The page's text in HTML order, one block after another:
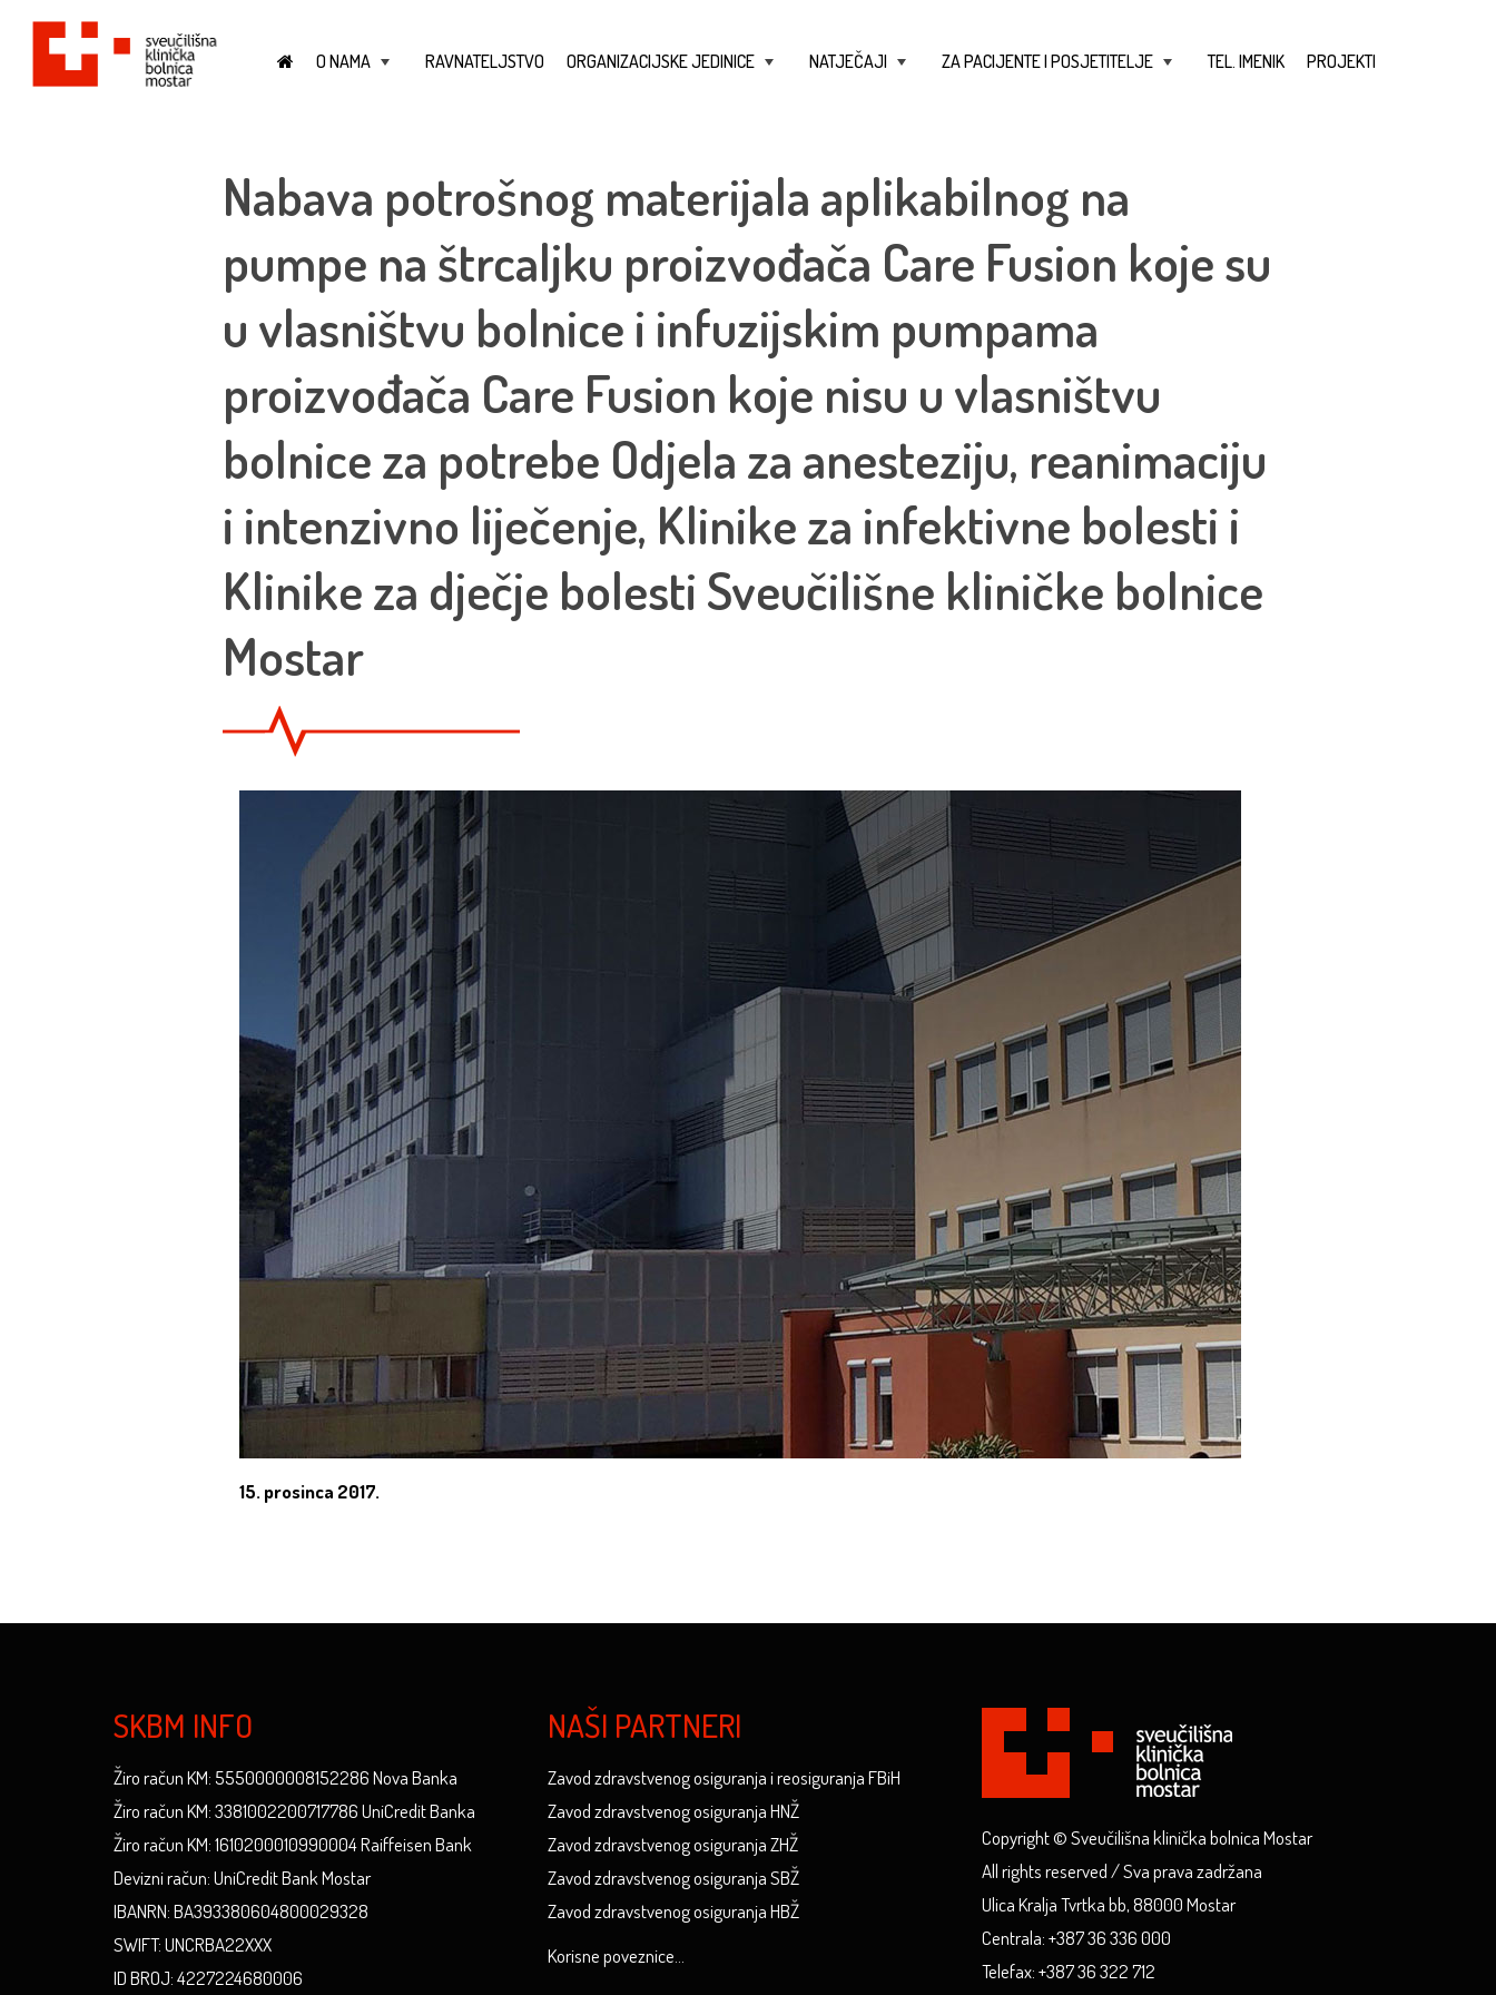
O NAMA RAVNATELJSTVO ORGANIZACIJSKE JEDINICE NATJEČAJI ZA PACIJENTE I POSJETITELJE TEL. IMENIK PROJEKTI
Nabava potrošnog materijala aplikabilnog na
pumpe na štrcaljku proizvođača Care Fusion koje su
u vlasništvu bolnice i infuzijskim pumpama
proizvođača Care Fusion koje nisu u vlasništvu
bolnice za potrebe Odjela za anesteziju, reanimaciju
i intenzivno liječenje, Klinike za infektivne bolesti i
Klinike za dječje bolesti Sveučilišne kliničke bolnice
Mostar
15. prosinca 2017.
SKBM INFO
Žiro račun KM: 5550000008152286 Nova Banka
Žiro račun KM: 3381002200717786 UniCredit Banka
Žiro račun KM: 1610200010990004 Raiffeisen Bank
Devizni račun: UniCredit Bank Mostar
IBANRN: BA393380604800029328
SWIFT: UNCRBA22XXX
ID BROJ: 4227224680006
NAŠI PARTNERI
Zavod zdravstvenog osiguranja i reosiguranja FBiH
Zavod zdravstvenog osiguranja HNŽ
Zavod zdravstvenog osiguranja ZHŽ
Zavod zdravstvenog osiguranja SBŽ
Zavod zdravstvenog osiguranja HBŽ
Korisne poveznice...
Copyright © Sveučilišna klinička bolnica Mostar
All rights reserved / Sva prava zadržana
Ulica Kralja Tvrtka bb, 88000 Mostar
Centrala: +387 36 336 000
Telefax: +387 36 322 712